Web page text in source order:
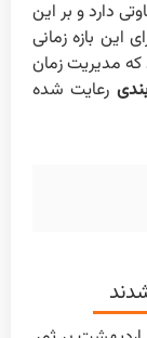
دارد و بر این
این بازه زمانی
که مدیریت زمان
رعایت شده